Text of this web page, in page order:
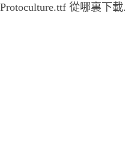
Protoculture.ttf 從哪裏下